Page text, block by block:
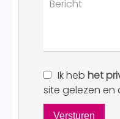
Ik heb het
site gelezen
Versturen